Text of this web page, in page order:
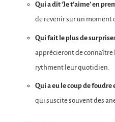
Qui a dit ‘Je t’aime’ en
de revenir sur un moment
Qui fait le plus de
apprécieront de
rythment leur quotidien.
Qui a eu le coup de foudre
qui suscite souvent des